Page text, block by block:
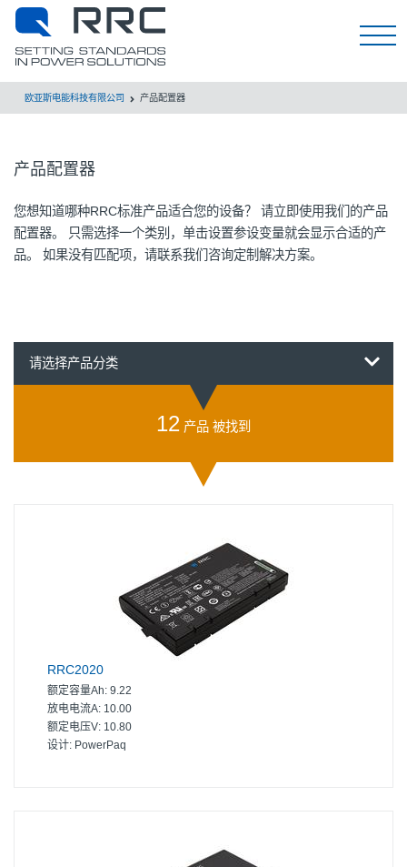
EN
欧亚斯电能科技有限公司 产品配置器
产品配置器
您想知道哪种RRC标准产品适合您的设备？ 请立即使用我们的产品
配置器。 只需选择一个类别，单击设置参设变量就会显示合适的产
品。 如果没有匹配项，请联系我们咨询定制解决方案。
请选择产品分类
12 产品 被找到
RRC2020
额定容量Ah: 9.22
放电电流A: 10.00
额定电压V: 10.80
设计: PowerPaq